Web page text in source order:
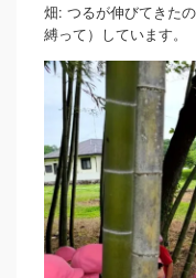
畑: つるが伸びてきた
縛って）しています。